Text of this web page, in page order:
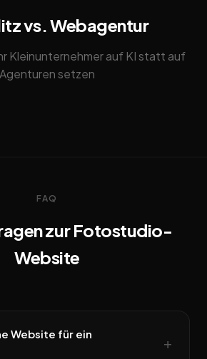
vs. Webagentur
Kleinunternehmer auf KI statt auf
Agenturen setzen
FAQ
zur Fotostudio-
Website
Website für ein